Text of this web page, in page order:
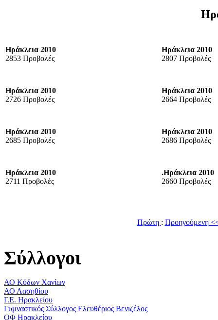
Ηράκλεια 2010
2853 Προβολές
Ηράκλεια 2010
2807 Προβολές
Ηράκλεια 2010
2726 Προβολές
Ηράκλεια 2010
2664 Προβολές
Ηράκλεια 2010
2685 Προβολές
Ηράκλεια 2010
2686 Προβολές
Ηράκλεια 2010
2711 Προβολές
.Ηράκλεια 2010
2660 Προβολές
Πρώτη : Προηγούμενη
Σύλλογοι
ΑΟ Κύδων Χανίων
ΑΟ Λασηθίου
Γ.Ε. Ηρακλείου
Γυμναστικός Σύλλογος Ελευθέριος Βενιζέλος
ΟΦ Ηρακλείου